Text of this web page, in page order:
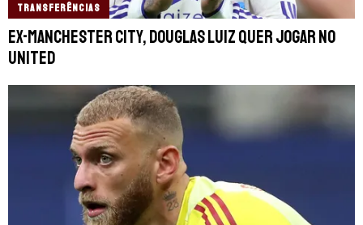
TRANSFERÊNCIAS
Ex-Manchester City, Douglas Luiz quer jogar no
United